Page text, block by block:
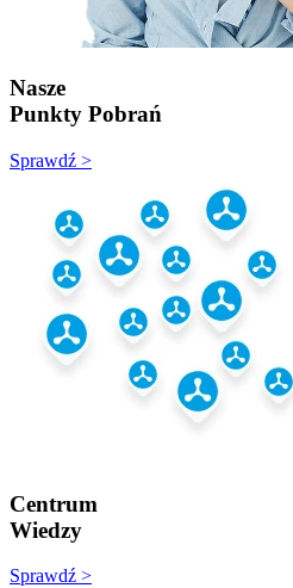
Nasze
Punkty Pobrań
Sprawdź >
Centrum
Wiedzy
Sprawdź >